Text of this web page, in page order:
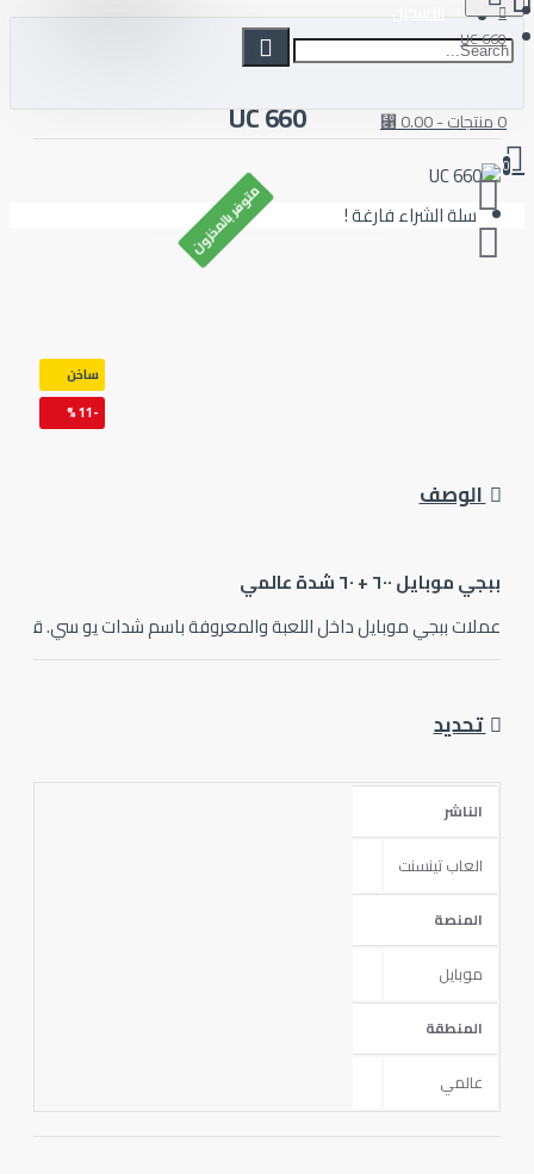
التسجيل
سلة الشراء فارغة ! متوفر بالمخزون
الوصف
٦٠٠ + ٦٠ شدة عالمي
ببجي موبايل داخل اللعبة والمعروفة باسم شدات يو سي. قم بشراء
تحديد
العاب تينسنت
المنطقة